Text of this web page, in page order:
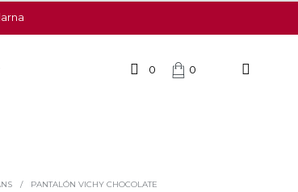
0 0
/ PANTALÓN VICHY CHOCOLATE